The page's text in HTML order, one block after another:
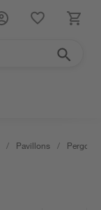
/ Pavillons / Pergola